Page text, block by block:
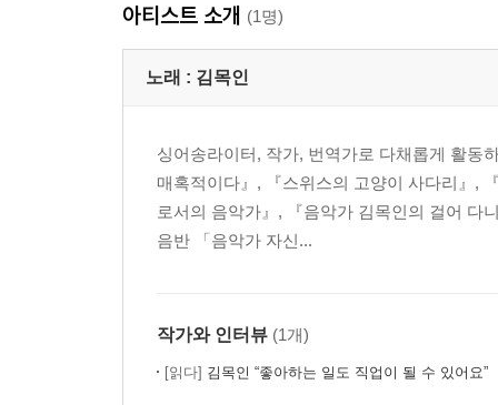
아티스트 소개 (1명)
노래 : 김목인
싱어송라이터, 작가, 번역가로 다채롭게 활동
매혹적이다』, 『스위스의 고양이 사다리』,
로서의 음악가』, 『음악가 김목인의 걸어 다
음반 「음악가 자신...
작가와 인터뷰 (1개)
[읽다] 김목인 “좋아하는 일도 직업이 될 수 있어요”